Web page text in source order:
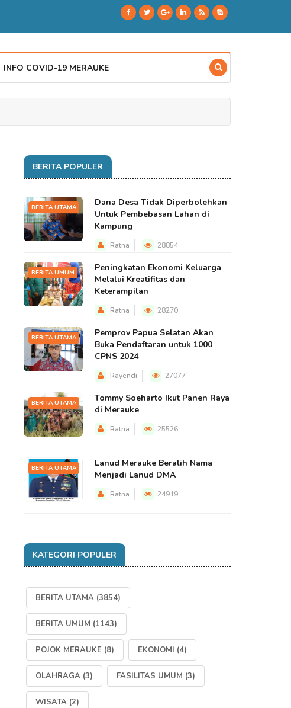
INFO COVID-19 MERAUKE
BERITA POPULER
BERITA UTAMA
Dana Desa Tidak Diperbolehkan
Untuk Pembebasan Lahan di
Kampung
Ratna 28854
BERITA UMUM
Peningkatan Ekonomi Keluarga
Melalui Kreatifitas dan
Keterampilan
Ratna 28270
BERITA UTAMA
Pemprov Papua Selatan Akan
Buka Pendaftaran untuk 1000
CPNS 2024
Rayendi 27077
BERITA UTAMA
Tommy Soeharto Ikut Panen Raya
di Merauke
Ratna 25526
BERITA UTAMA
Lanud Merauke Beralih Nama
Menjadi Lanud DMA
Ratna 24919
KATEGORI POPULER
BERITA UTAMA (3854)
BERITA UMUM (1143)
POJOK MERAUKE (8) EKONOMI (4)
OLAHRAGA (3) FASILITAS UMUM (3)
WISATA (2)